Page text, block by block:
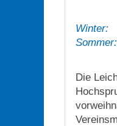
Winter:
Die